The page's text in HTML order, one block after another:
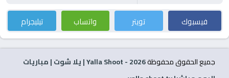
فيسبوك تويتر واتساب تيليجرام
جميع الحقوق محفوظة2026
- Yalla Shoot | يلا شوت | مباريات